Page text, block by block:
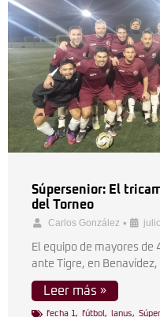
Súpersenior: El
del Torneo
Carlos González •
El equipo de mayores de
ante Tigre, en Benavídez,
Leer más »
fecha 1 , fútbol , lanus,